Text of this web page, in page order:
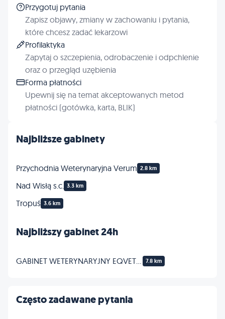
Najbliższe gabinety
Przychodnia Weterynaryjna Verum 2.8 km
Nad Wisłą s.c. 3.3 km
Tropuś 3.6 km
Najbliższy gabinet 24h
7.8 km
Często zadawane pytania
Przygotuj pytania
Zapisz objawy, zmiany w zachowaniu i pytania,
które chcesz zadać lekarzowi
Profilaktyka
Zapytaj o szczepienia, odrobaczenie i odpchlenie
oraz o przegląd uzębienia
Forma płatności
Upewnij się na temat akceptowanych metod
płatności (gotówka, karta, BLIK)